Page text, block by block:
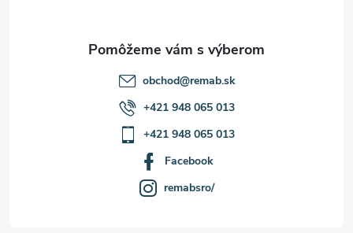
obchod@remab.sk
+421 948 065 013
+421 948 065 013
Facebook
remabsro/